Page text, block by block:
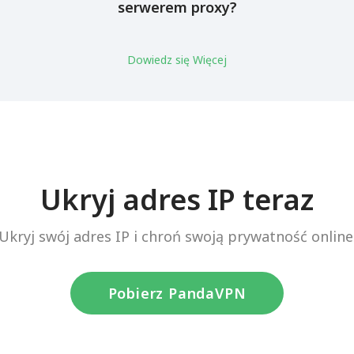
serwerem proxy?
Dowiedz się Więcej
Ukryj adres IP teraz
Ukryj swój adres IP i chroń swoją prywatność
Pobierz PandaVPN